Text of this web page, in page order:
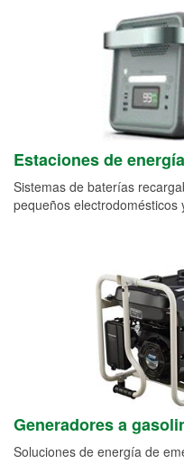
Estaciones de
Sistemas de baterías
pequeños electrodomésticos
Generadores a
Soluciones de energía de